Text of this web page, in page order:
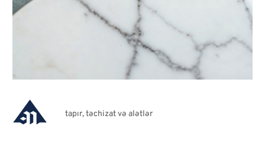
tapır, təchizat və alətlər